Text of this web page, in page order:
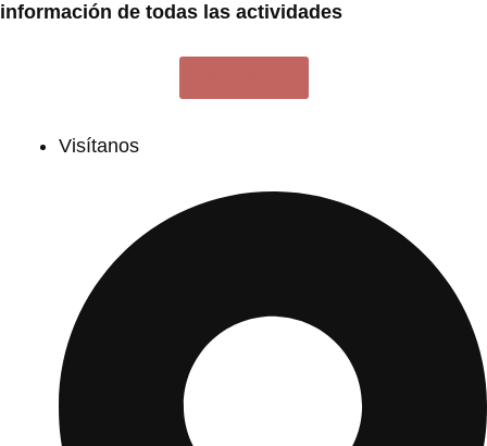
información de todas las actividades
Visítanos